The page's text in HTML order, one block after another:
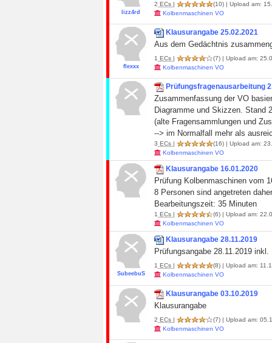
lizz4rd
2 ECs | (10) | Upload am:
Kolbenmaschinen VO
flexxx
Klausurangabe 25.02.2021
Aus dem Gedächtnis
1 ECs | (7) | Upload am:
Kolbenmaschinen VO
Prüfungsfragenausarbeitung
Zusammenfassung der VO
Diagramme und Skizzen. Stand
(alte Fragensammlungen und
--> im Normalfall mehr als
3 ECs | (16) | Upload am:
Kolbenmaschinen VO
Klausurangabe 16.01.2020
Prüfung Kolbenmaschinen vom
8 Personen sind angetreten
Bearbeitungszeit: 35 Minuten
1 ECs | (6) | Upload am:
Kolbenmaschinen VO
SubeebuS
Klausurangabe 28.11.2019
Prüfungsangabe 28.11.2019 inkl.
1 ECs | (8) | Upload am:
Kolbenmaschinen VO
Klausurangabe 03.10.2019
Klausurangabe
2 ECs | (7) | Upload am:
Kolbenmaschinen VO